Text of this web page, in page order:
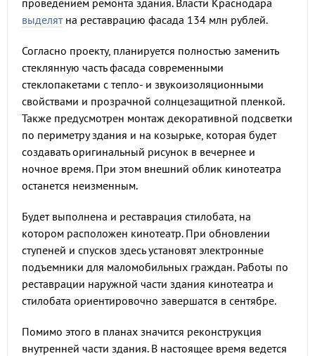
проведением ремонта здания. Власти Краснодара
выделятна реставрацию фасада 134 млн рублей.
Согласно проекту, планируется полностью заменить
стеклянную часть фасада современными
стеклопакетами с тепло- и звукоизоляционными
свойствами и прозрачной солнцезащитной пленкой.
Также предусмотрен монтаж декоративной подсветки
по периметру здания и на козырьке, которая будет
создавать оригинальный рисунок в вечернее и
ночное время. При этом внешний облик кинотеатра
останется неизменным.
Будет выполнена и реставрация стилобата, на
котором расположен кинотеатр. При обновлении
ступеней и спусков здесь установят электронные
подъемники для маломобильных граждан. Работы по
реставрации наружной части здания кинотеатра и
стилобата ориентировочно завершатся в сентябре.
Помимо этого в планах значится реконструкция
внутренней части здания. В настоящее время ведется